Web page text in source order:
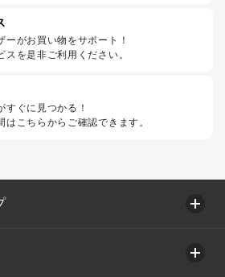
ーがお買い物をサポート！
スを是非ご利用ください。
すぐに見つかる！
はこちらからご確認できます。